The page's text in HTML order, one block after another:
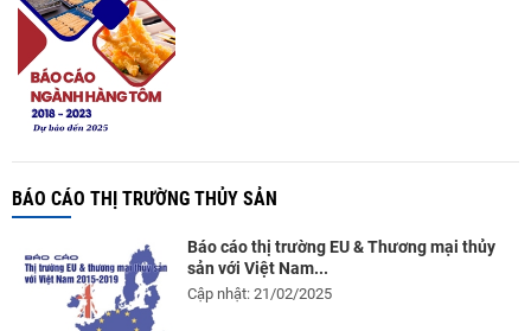
BÁO CÁO THỊ TRƯỜNG THỦY SẢN
Báo cáo thị trường EU & Thương mại thủy
sản với Việt Nam...
Cập nhật: 21/02/2025